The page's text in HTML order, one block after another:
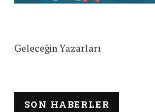
Geleceğin Yazarları
SON HABERLER